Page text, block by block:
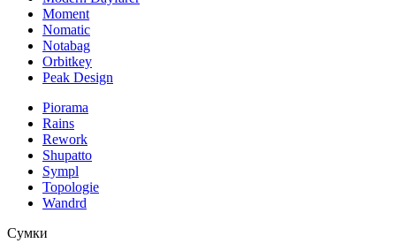
Moment
Nomatic
Notabag
Orbitkey
Peak Design
Piorama
Rains
Rework
Shupatto
Sympl
Topologie
Wandrd
Сумки